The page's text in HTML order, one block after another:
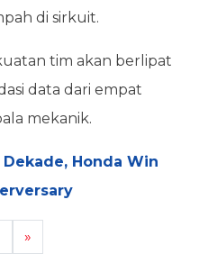
di sirkuit.
tim akan berlipat
data dari empat
mekanik.
Dekade, Honda Win
»